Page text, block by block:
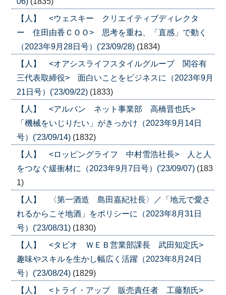
【人】 <ウェスキー クリエイティブディレクタ
ー 住田由香ＣＯＯ> 思考を重ね、「直感」で動く
（2023年9月28日号）('23/09/28) (1834)
【人】 <オアシスライフスタイルグループ 関谷有
三代表取締役> 面白いことをビジネスに（2023年9月
21日号）('23/09/22) (1833)
【人】 <アルバン ネット事業部 高橋晋也氏>
「機械をいじりたい」がきっかけ（2023年9月14日
号）('23/09/14) (1832)
【人】 <ロッピングライフ 中村雪浩社長> 人と人
をつなぐ緩衝材に（2023年9月7日号）('23/09/07) (183
1)
【人】 〈第一酒造 島田嘉紀社長〉／「地元で愛さ
れるからこそ地酒」をポリシーに（2023年8月31日
号）('23/08/31) (1830)
【人】 <タビオ ＷＥＢ営業部課長 武田知定氏>
趣味やスキルを生かし幅広く活躍（2023年8月24日
号）('23/08/24) (1829)
【人】 <トライ・アップ 販売責任者 工藤類氏>